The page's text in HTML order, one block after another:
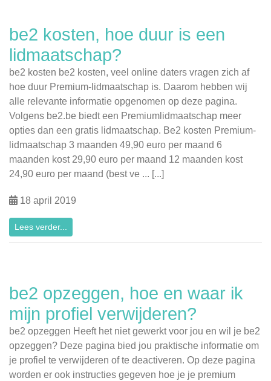
be2 kosten, hoe duur is een
lidmaatschap?
be2 kosten be2 kosten, veel online daters vragen zich af
hoe duur Premium-lidmaatschap is. Daarom hebben wij
alle relevante informatie opgenomen op deze pagina.
Volgens be2.be biedt een Premiumlidmaatschap meer
opties dan een gratis lidmaatschap. Be2 kosten Premium-
lidmaatschap 3 maanden 49,90 euro per maand 6
maanden kost 29,90 euro per maand 12 maanden kost
24,90 euro per maand (best ve ... [...]
18 april 2019
Lees verder...
be2 opzeggen, hoe en waar ik
mijn profiel verwijderen?
be2 opzeggen Heeft het niet gewerkt voor jou en wil je be2
opzeggen? Deze pagina bied jou praktische informatie om
je profiel te verwijderen of te deactiveren. Op deze pagina
worden er ook instructies gegeven hoe je je premium